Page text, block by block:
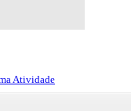
Atividade